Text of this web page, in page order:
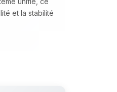
et la stabilité